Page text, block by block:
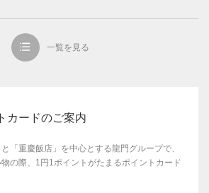
一覧を見る
カードのご案内
「重慶飯店」を中心とする龍門グループで、
の際、1円1ポイントがたまるポイントカード